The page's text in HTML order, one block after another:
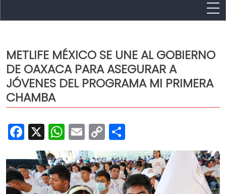
Capital
Policíaca
Cultura
Opinión
METLIFE MÉXICO SE UNE AL GOBIERNO
DE OAXACA PARA ASEGURAR A
JÓVENES DEL PROGRAMA MI PRIMERA
CHAMBA
Facebook
X WhatsApp
Email
Copy
Link